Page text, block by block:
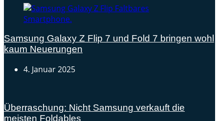
Samsung Galaxy Z Flip 7 und Fold 7 bringen wohl
kaum Neuerungen
4. Januar 2025
Überraschung: Nicht Samsung verkauft die
meisten Foldables